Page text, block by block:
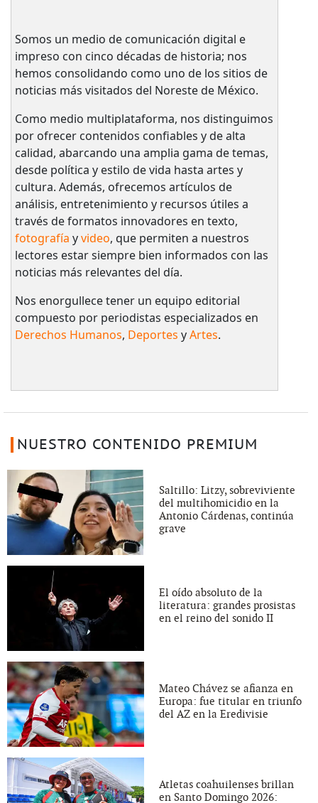
Somos un medio de comunicación digital e
impreso con cinco décadas de historia; nos
hemos consolidando como uno de los sitios de
noticias más visitados del Noreste de México.
Como medio multiplataforma, nos distinguimos
por ofrecer contenidos confiables y de alta
calidad, abarcando una amplia gama de temas,
desde política y estilo de vida hasta artes y
cultura. Además, ofrecemos artículos de
análisis, entretenimiento y recursos útiles a
través de formatos innovadores en texto,
fotografía yvideo, que permiten a nuestros
lectores estar siempre bien informados con las
noticias más relevantes del día.
Nos enorgullece tener un equipo editorial
compuesto por periodistas especializados en
Derechos Humanos, Deportes yArtes.
NUESTRO CONTENIDO PREMIUM
Saltillo: Litzy, sobreviviente
del multihomicidio en la
Antonio Cárdenas, continúa
grave
El oído absoluto de la
literatura: grandes prosistas
en el reino del sonido II
Mateo Chávez se afianza en
Europa: fue titular en triunfo
del AZ en la Eredivisie
Atletas coahuilenses brillan
en Santo Domingo 2026: